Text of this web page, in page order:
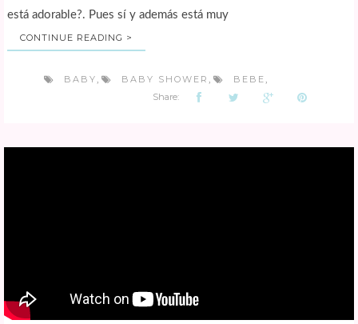
está adorable?. Pues sí y además está muy
CONTINUE READING >
BABY BABY SHOWER BEBE
Share: